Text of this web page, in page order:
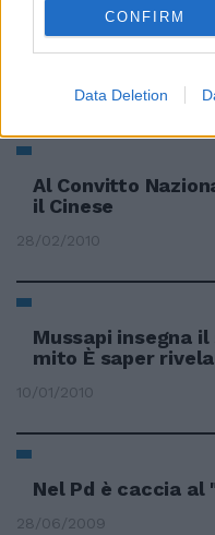
CONFIRM
Data Deletion
quello di Federica
Massimo Scali è
loro storia.
28/03/2010
Al Convitto
il Cinese
28/02/2010
Mussapi insegna il
mito È saper
10/01/2010
Nel Pd è caccia al
28/06/2009